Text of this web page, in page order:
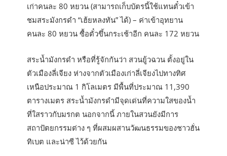
เก่าคนละ 80 หยวน (สามารถเก็บบัตรนี้ใช้แทนตั๋วเข้า
ชมสระมังกรดำ “เฮ้ยหลงทัน” ได้) – ค่าเข้าอุทยาน
คนละ 80 หยวน ซื้อตั๋วขึ้นกระเช้าอีก คนละ 172 หยวน
สระน้ำมังกรดำ หรือที่รู้จักกันว่า สวนยู้วฉวน ตั้งอยู่ใน
ตัวเมืองลี่เจียง ห่างจากตัวเมืองเก่าลี่เจียงไปทางทิศ
เหนือประมาณ 1 กิโลเมตร มีพื้นที่ประมาณ 11,390
ตารางเมตร สระน้ำมังกรดำมีจุดเด่นที่ความใสของน้ำ
ที่ใสราวกับมรกต นอกจากนี้ ภายในสวนยังมีการ
สถาปัตยกรรมต่าง ๆ ที่ผสมผสานวัฒนธรรมของชาวฮั่น
ทิเบต และน่าซี ไว้ด้วยกัน